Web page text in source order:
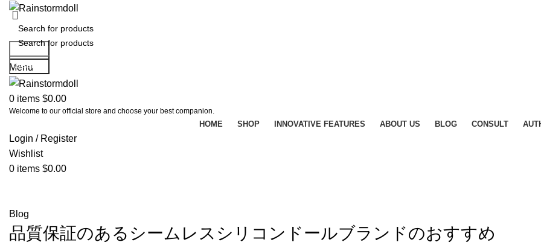
Menu
0 items $0.00
Welcome to our official store and choose your best companion.
HOME SHOP INNOVATIVE FEATURES ABOUT US BLOG CONSULT
Login / Register
Wishlist
0 items $0.00
Blog
品質保証のあるシームレスシリコンドールブランドのおすすめ
Search